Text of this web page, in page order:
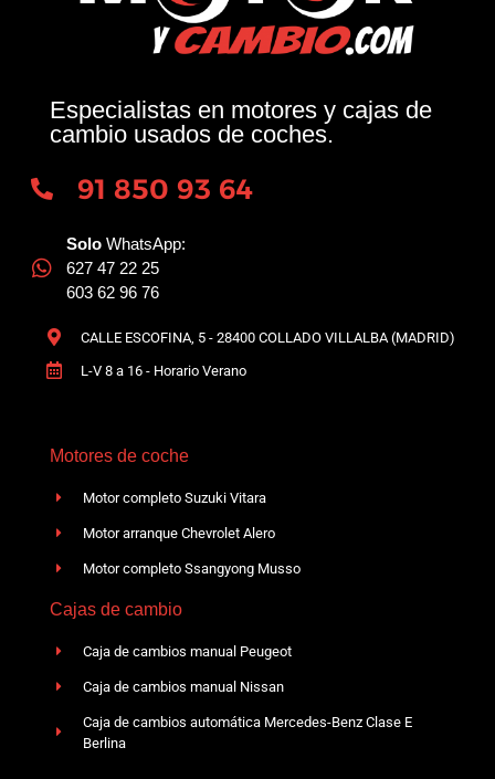
Especialistas en motores y cajas de
cambio usados de coches.
91 850 93 64
Solo WhatsApp:
627 47 22 25
603 62 96 76
CALLE ESCOFINA, 5 - 28400 COLLADO VILLALBA (MADRID)
L-V 8 a 16 - Horario Verano
Motores de coche
Motor completo Suzuki Vitara
Motor arranque Chevrolet Alero
Motor completo Ssangyong Musso
Cajas de cambio
Caja de cambios manual Peugeot
Caja de cambios manual Nissan
Caja de cambios automática Mercedes-Benz Clase E
Berlina